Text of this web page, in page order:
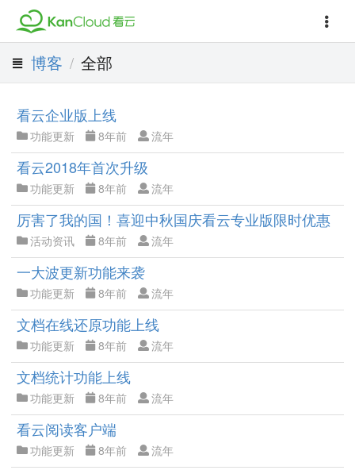
博客 / 全部
看云企业版上线
功能更新 8年前 流年
看云2018年首次升级
功能更新 8年前 流年
厉害了我的国！喜迎中秋国庆看云专业版限时优惠
活动资讯 8年前 流年
一大波更新功能来袭
功能更新 8年前 流年
文档在线还原功能上线
功能更新 8年前 流年
文档统计功能上线
功能更新 8年前 流年
看云阅读客户端
功能更新 8年前 流年